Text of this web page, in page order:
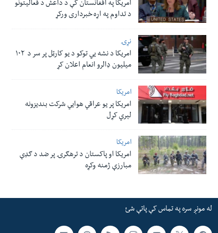
امریکا په افغانستان کې د داعش د فعالیتونو
د تداوم په اړه خبرداری ورکړ
نړۍ
امریکا د نشه یي توکو د یو کارټل پر سر د ۱۰۲
میلیون ډالرو انعام اعلان کړ
امریکا
امریکا پر یو عراقي هوایي شرکت بندیزونه
لېري کړل
امریکا
امریکا او پاکستان د ترهګرۍ پر ضد د ګډې
مبارزې ژمنه وکړه
له مونږ سره په تماس کې پاتې شئ